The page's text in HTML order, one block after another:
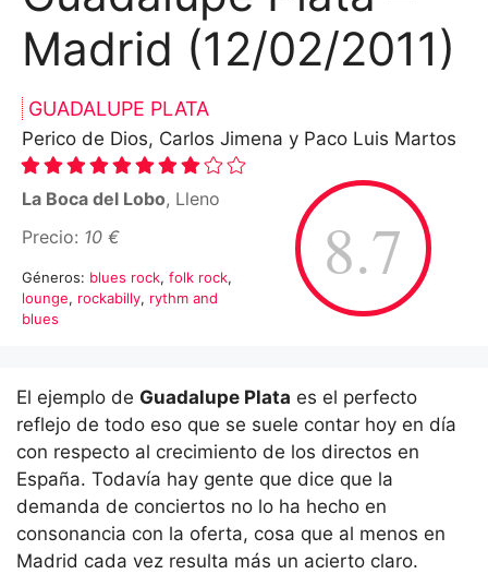
Madrid (12/02/2011)
GUADALUPE PLATA
Perico de Dios, Carlos Jimena y Paco Luis Martos
8.7
La Boca del Lobo, Lleno
Precio: 10 €
Géneros: blues rock, folk rock,
lounge, rockabilly, rythm and
blues
El ejemplo de Guadalupe Plata es el perfecto
reflejo de todo eso que se suele contar hoy en día
con respecto al crecimiento de los directos en
España. Todavía hay gente que dice que la
demanda de conciertos no lo ha hecho en
consonancia con la oferta, cosa que al menos en
Madrid cada vez resulta más un acierto claro.